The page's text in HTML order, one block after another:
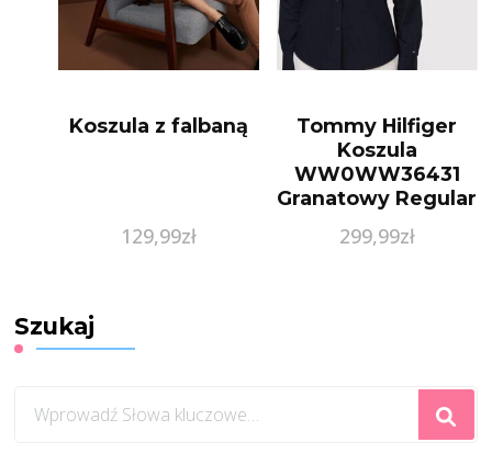
Koszula z falbaną
129,99zł
Tommy Hilfiger
Koszula
WW0WW36431
Granatowy Regular
299,99zł
Szukaj
czegoś?